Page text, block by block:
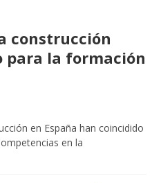
construcción
para la formación
en España han coincidido
en la